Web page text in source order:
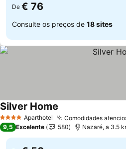
De € 76
Consulte os preços de 18 sites
4 EstrelasAparthotel Comodidades
Silver Home
9,5 Excelente 580 Nazaré, a 3.5